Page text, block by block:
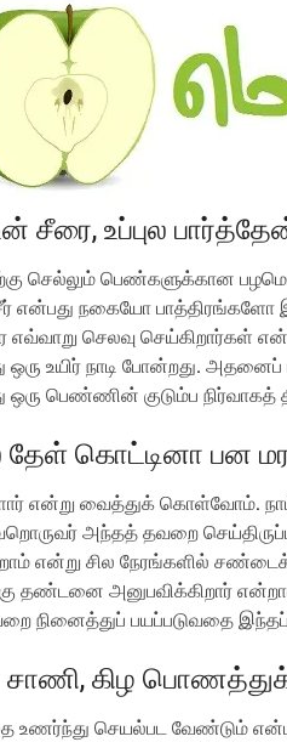
சீரை, உப்புல
செல்லும் பெண்களுக்கான
சீர் என்பது நகையோ
எவ்வாறு செலவு செய்கிறார்கள்
ஒரு உயிர் நாடி போன்றது.
பெண்ணின் குடும்ப நிர்வாகத்
கொட்டினா பன
என்று வைத்துக் கொள்வோம்.
அந்தத் தவறை
என்று சில நேரங்களில்
தண்டனை அனுபவிக்கிறார்
நினைத்துப் பயப்படுவதை இந்தப்
சாணி, கிழ
செயல்பட வேண்டும்